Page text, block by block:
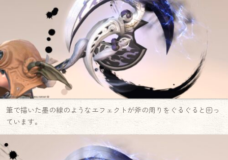
筆で描いた墨の線のようなエフェクトが斧の周りをぐるぐると回っ
ています。